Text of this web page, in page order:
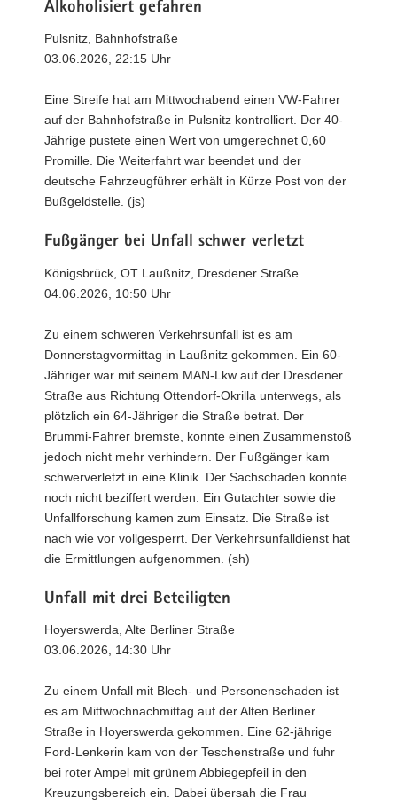
Alkoholisiert gefahren
Pulsnitz, Bahnhofstraße
03.06.2026, 22:15 Uhr
Eine Streife hat am Mittwochabend einen VW-Fahrer
auf der Bahnhofstraße in Pulsnitz kontrolliert. Der 40-
Jährige pustete einen Wert von umgerechnet 0,60
Promille. Die Weiterfahrt war beendet und der
deutsche Fahrzeugführer erhält in Kürze Post von der
Bußgeldstelle. (js)
Fußgänger bei Unfall schwer verletzt
Königsbrück, OT Laußnitz, Dresdener Straße
04.06.2026, 10:50 Uhr
Zu einem schweren Verkehrsunfall ist es am
Donnerstagvormittag in Laußnitz gekommen. Ein 60-
Jähriger war mit seinem MAN-Lkw auf der Dresdener
Straße aus Richtung Ottendorf-Okrilla unterwegs, als
plötzlich ein 64-Jähriger die Straße betrat. Der
Brummi-Fahrer bremste, konnte einen Zusammenstoß
jedoch nicht mehr verhindern. Der Fußgänger kam
schwerverletzt in eine Klinik. Der Sachschaden konnte
noch nicht beziffert werden. Ein Gutachter sowie die
Unfallforschung kamen zum Einsatz. Die Straße ist
nach wie vor vollgesperrt. Der Verkehrsunfalldienst hat
die Ermittlungen aufgenommen. (sh)
Unfall mit drei Beteiligten
Hoyerswerda, Alte Berliner Straße
03.06.2026, 14:30 Uhr
Zu einem Unfall mit Blech- und Personenschaden ist
es am Mittwochnachmittag auf der Alten Berliner
Straße in Hoyerswerda gekommen. Eine 62-jährige
Ford-Lenkerin kam von der Teschenstraße und fuhr
bei roter Ampel mit grünem Abbiegepfeil in den
Kreuzungsbereich ein. Dabei übersah die Frau